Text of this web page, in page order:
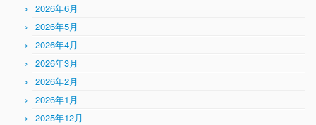
2026年6月
2026年5月
2026年4月
2026年3月
2026年2月
2026年1月
2025年12月